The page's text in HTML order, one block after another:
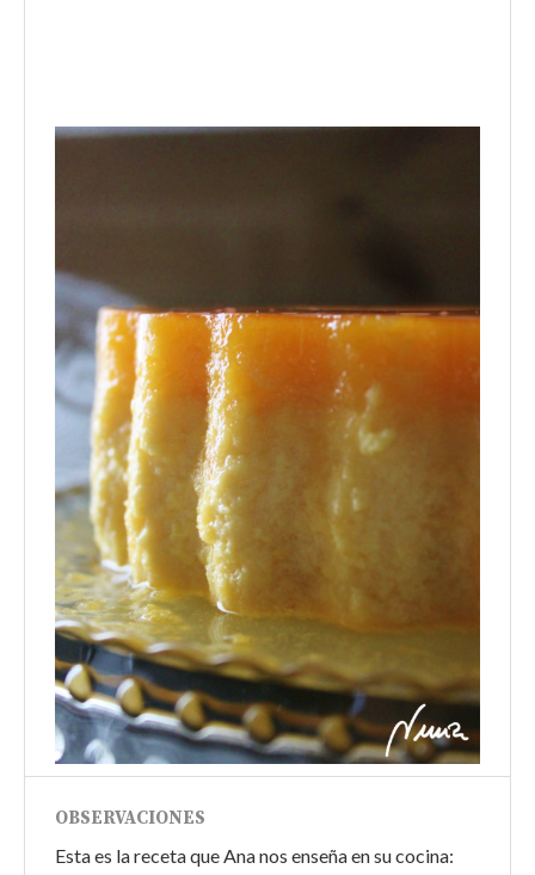
OBSERVACIONES
Esta es la receta que Ana nos enseña en su cocina: